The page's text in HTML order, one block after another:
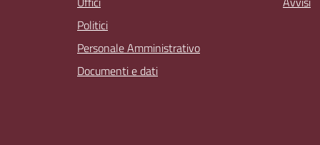
Politici
Personale Amministrativo
Documenti e dati